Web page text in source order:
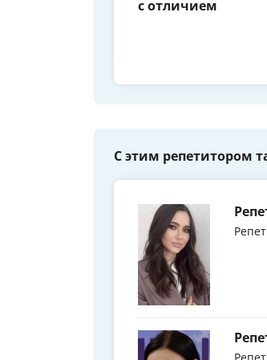
с отличием
С этим репетитором